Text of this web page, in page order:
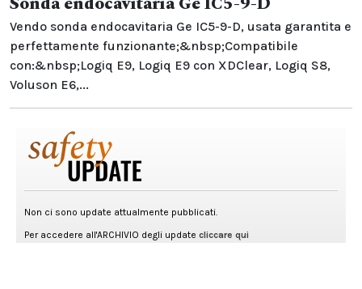
Vendo sonda endocavitaria Ge IC5-9-D, usata garantita e
perfettamente funzionante;&nbsp;Compatibile
con:&nbsp;Logiq E9, Logiq E9 con XDClear, Logiq S8,
Voluson E6,...